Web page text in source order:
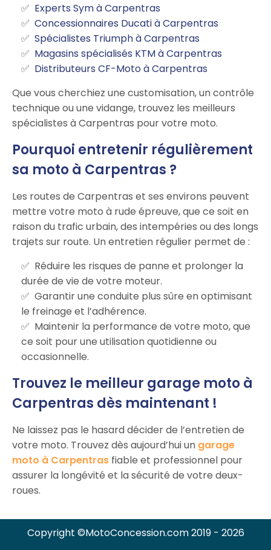
Experts Sym à Carpentras
Concessionnaires Ducati à Carpentras
Spécialistes Triumph à Carpentras
Magasins spécialisés KTM à Carpentras
Distributeurs CF-Moto à Carpentras
Que vous cherchiez une customisation, un contrôle
technique ou une vidange, trouvez les meilleurs
spécialistes à Carpentras pour votre moto.
Pourquoi entretenir régulièrement
sa moto à Carpentras ?
Les routes de Carpentras et ses environs peuvent
mettre votre moto à rude épreuve, que ce soit en
raison du trafic urbain, des intempéries ou des longs
trajets sur route. Un entretien régulier permet de :
Réduire les risques de panne et prolonger la
durée de vie de votre moteur.
Garantir une conduite plus sûre en optimisant
le freinage et l’adhérence.
Maintenir la performance de votre moto, que
ce soit pour une utilisation quotidienne ou
occasionnelle.
Trouvez le meilleur garage moto à
Carpentras dès maintenant !
Ne laissez pas le hasard décider de l’entretien de
votre moto. Trouvez dès aujourd’hui un garage
moto à Carpentras fiable et professionnel pour
assurer la longévité et la sécurité de votre deux-
roues.
Copyright ©MotoConcession.com 2019 - 2026